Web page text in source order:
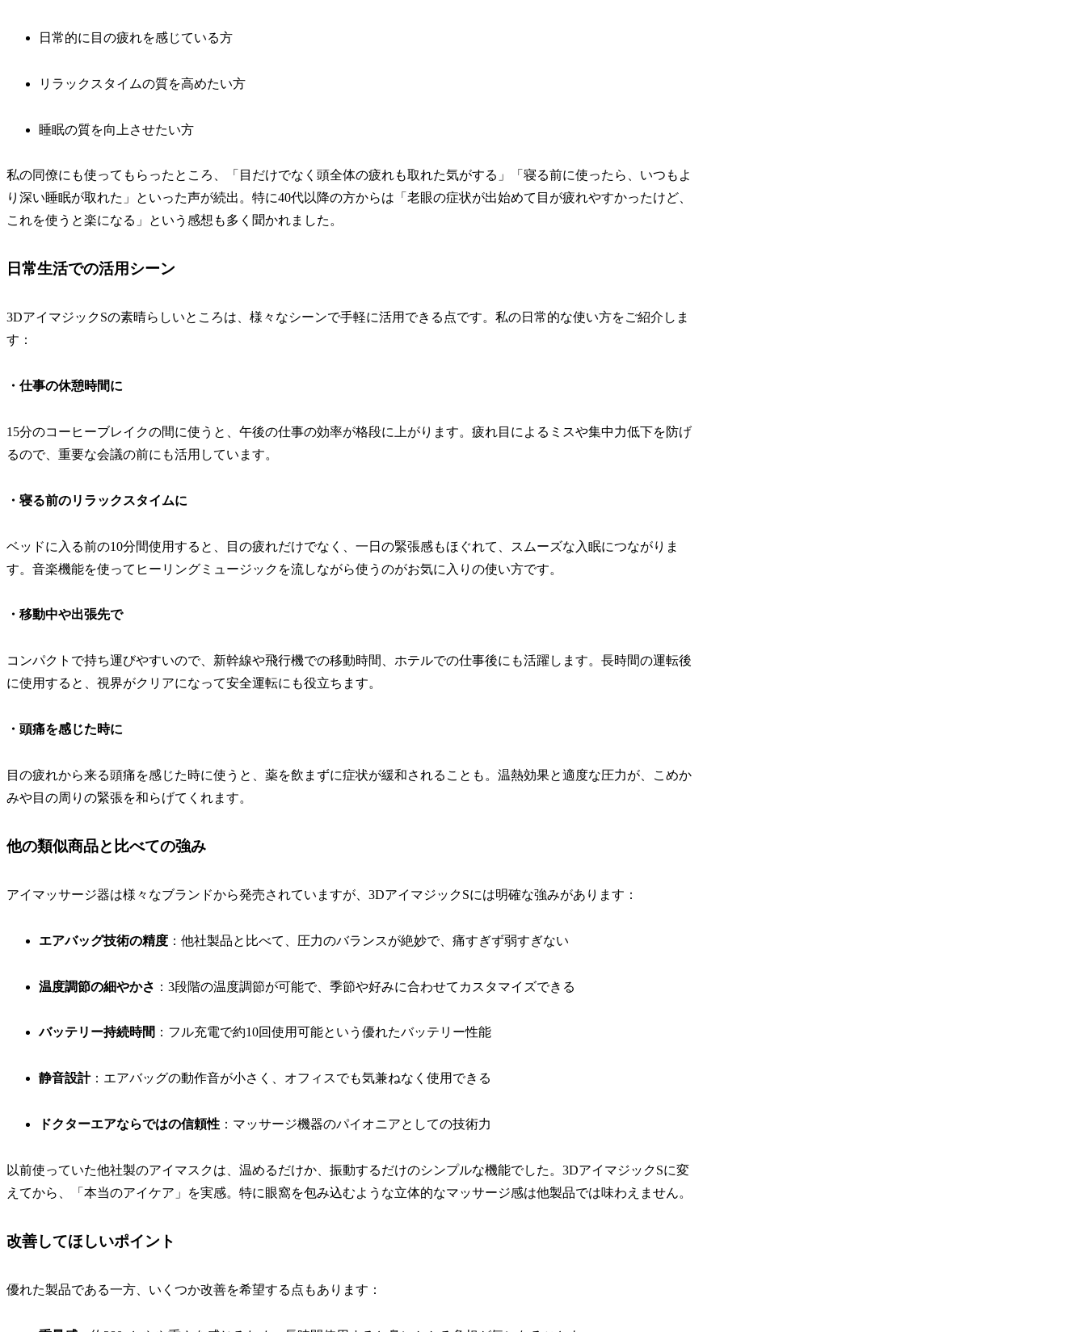
日常的に目の疲れを感じている方
リラックスタイムの質を高めたい方
睡眠の質を向上させたい方
私の同僚にも使ってもらったところ、「目だけでなく頭全体の疲れも取れた気がする」「寝る前に使ったら、いつもよ
り深い睡眠が取れた」といった声が続出。特に40代以降の方からは「老眼の症状が出始めて目が疲れやすかったけど、
これを使うと楽になる」という感想も多く聞かれました。
日常生活での活用シーン
3DアイマジックSの素晴らしいところは、様々なシーンで手軽に活用できる点です。私の日常的な使い方をご紹介しま
す：
・仕事の休憩時間に
15分のコーヒーブレイクの間に使うと、午後の仕事の効率が格段に上がります。疲れ目によるミスや集中力低下を防げ
るので、重要な会議の前にも活用しています。
・寝る前のリラックスタイムに
ベッドに入る前の10分間使用すると、目の疲れだけでなく、一日の緊張感もほぐれて、スムーズな入眠につながりま
す。音楽機能を使ってヒーリングミュージックを流しながら使うのがお気に入りの使い方です。
・移動中や出張先で
コンパクトで持ち運びやすいので、新幹線や飛行機での移動時間、ホテルでの仕事後にも活躍します。長時間の運転後
に使用すると、視界がクリアになって安全運転にも役立ちます。
・頭痛を感じた時に
目の疲れから来る頭痛を感じた時に使うと、薬を飲まずに症状が緩和されることも。温熱効果と適度な圧力が、こめか
みや目の周りの緊張を和らげてくれます。
他の類似商品と比べての強み
アイマッサージ器は様々なブランドから発売されていますが、3DアイマジックSには明確な強みがあります：
エアバッグ技術の精度 ：他社製品と比べて、圧力のバランスが絶妙で、痛すぎず弱すぎない
温度調節の細やかさ ：3段階の温度調節が可能で、季節や好みに合わせてカスタマイズできる
バッテリー持続時間 ：フル充電で約10回使用可能という優れたバッテリー性能
静音設計：エアバッグの動作音が小さく、オフィスでも気兼ねなく使用できる
ドクターエアならではの信頼性 ：マッサージ機器のパイオニアとしての技術力
以前使っていた他社製のアイマスクは、温めるだけか、振動するだけのシンプルな機能でした。3DアイマジックSに変
えてから、「本当のアイケア」を実感。特に眼窩を包み込むような立体的なマッサージ感は他製品では味わえません。
改善してほしいポイント
優れた製品である一方、いくつか改善を希望する点もあります：